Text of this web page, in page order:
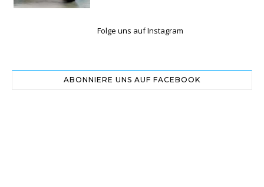
Folge uns auf Instagram
ABONNIERE UNS AUF FACEBOOK